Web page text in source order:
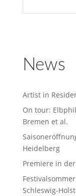
News
Artist in
On tour:
Bremen et al.
Heidelberg
Premiere in
Schleswig-